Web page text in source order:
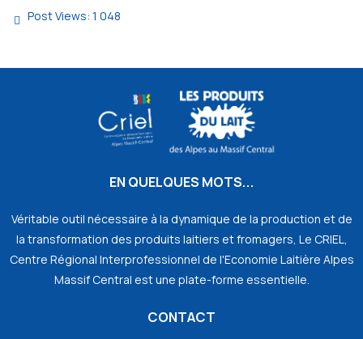
Post Views: 1 048
EN QUELQUES MOTS...
Véritable outil nécessaire à la dynamique de la production et de
la transformation des produits laitiers et fromagers, Le CRIEL,
Centre Régional Interprofessionnel de l'Economie Laitière Alpes
Massif Central est une plate-forme essentielle.
CONTACT